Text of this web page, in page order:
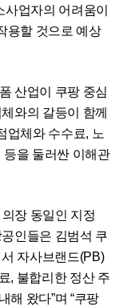
업자의 어려움이
용할 것으로 예상
산업이 쿠팡 중심
와의 갈등이 함께
업체와 수수료, 노
등을 둘러싼 이해관
장 동일인 지정
인들은 김범석 쿠
서 자사브랜드(PB)
, 불합리한 정산 주
해 왔다”며 “쿠팡